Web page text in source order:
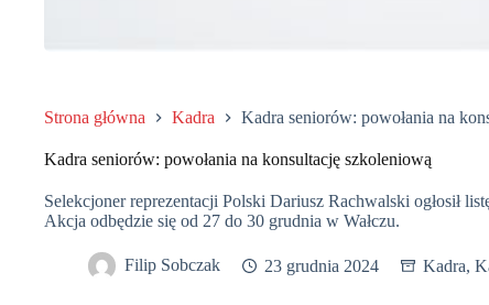
Strona główna Kadra Kadra seniorów: powołania na
Kadra seniorów: powołania na konsultację szkoleniową
Selekcjoner reprezentacji Polski Dariusz Rachwalski ogłosił
Akcja odbędzie się od 27 do 30 grudnia w Wałczu.
Filip Sobczak 23 grudnia 2024 Kadra,